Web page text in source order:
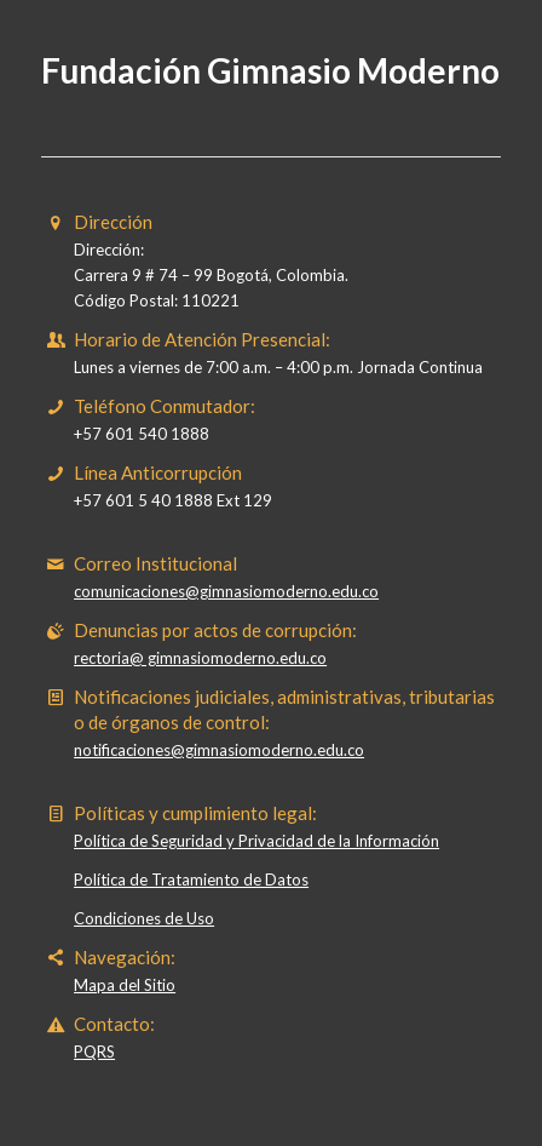
Fundación Gimnasio Moderno
Dirección
Dirección:
Carrera 9 # 74 – 99 Bogotá, Colombia.
Código Postal: 110221
Horario de Atención Presencial:
Lunes a viernes de 7:00 a.m. – 4:00 p.m. Jornada Continua
Teléfono Conmutador:
+57 601 540 1888
Línea Anticorrupción
+57 601 5 40 1888 Ext 129
Correo Institucional
comunicaciones@gimnasiomoderno.edu.co
Denuncias por actos de corrupción:
rectoria@ gimnasiomoderno.edu.co
Notificaciones judiciales, administrativas, tributarias
o de órganos de control:
notificaciones@gimnasiomoderno.edu.co
Políticas y cumplimiento legal:
Política de Seguridad y Privacidad de la Información
Política de Tratamiento de Datos
Condiciones de Uso
Navegación:
Mapa del Sitio
Contacto:
PQRS